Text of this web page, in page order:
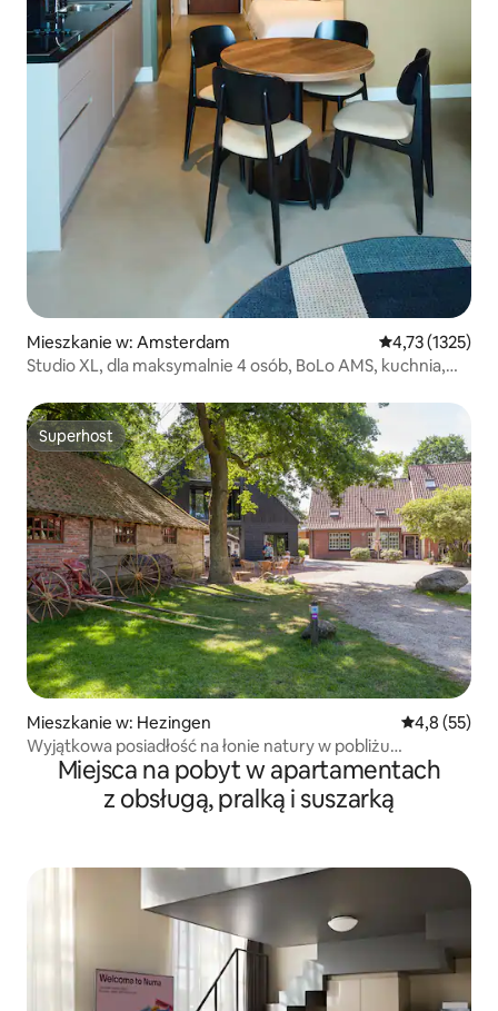
Mieszkanie w: Amsterdam Średnia ocena:
4,73 (1325)
Studio XL, dla maksymalnie 4 osób, BoLo AMS, kuchnia,
Superhost
Superhost
Mieszkanie w: Hezingen Średnia
4,8 (55)
Wyjątkowa posiadłość na łonie natury w pobliżu
Ootmarsum
Miejsca na pobyt w apartamentach
z obsługą, pralką i suszarką